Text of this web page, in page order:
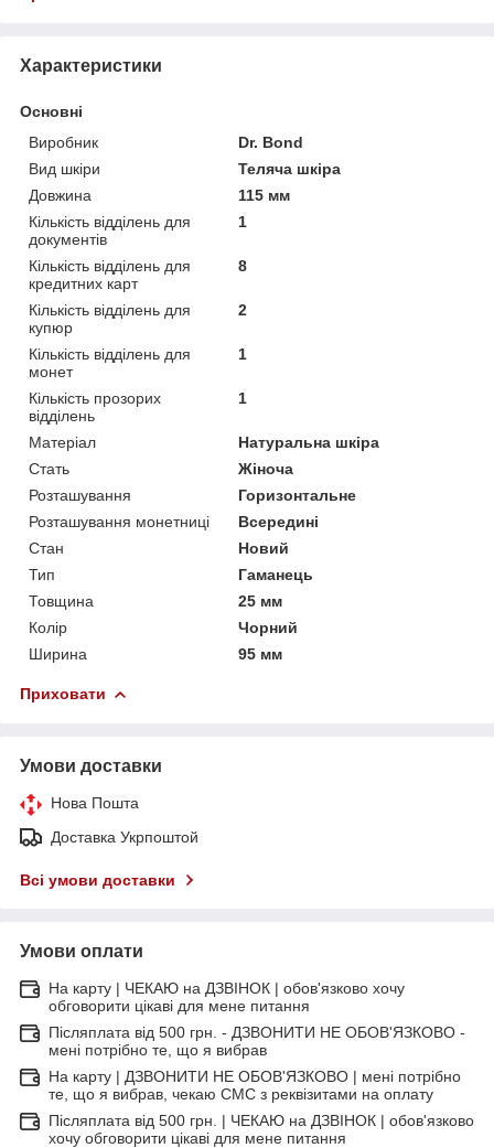
Характеристики
Основні
Виробник
Dr. Bond
Вид шкіри
Теляча шкіра
Довжина
115 мм
Кількість відділень для
документів
1
Кількість відділень для
кредитних карт
8
Кількість відділень для
купюр
2
Кількість відділень для
монет
1
Кількість прозорих
відділень
1
Матеріал
Натуральна шкіра
Стать
Жіноча
Розташування
Горизонтальне
Розташування монетниці
Всередині
Стан
Новий
Тип
Гаманець
Товщина
25 мм
Колір
Чорний
Ширина
95 мм
Приховати
Умови доставки
Нова Пошта
Доставка Укрпоштой
Всі умови доставки
Умови оплати
На карту | ЧЕКАЮ на ДЗВІНОК | обов'язково хочу
обговорити цікаві для мене питання
Післяплата від 500 грн. - ДЗВОНИТИ НЕ ОБОВ'ЯЗКОВО -
мені потрібно те, що я вибрав
На карту | ДЗВОНИТИ НЕ ОБОВ'ЯЗКОВО | мені потрібно
те, що я вибрав, чекаю СМС з реквізитами на оплату
Післяплата від 500 грн. | ЧЕКАЮ на ДЗВІНОК | обов'язково
хочу обговорити цікаві для мене питання